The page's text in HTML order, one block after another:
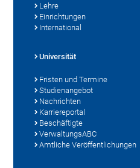
Lehre
Einrichtungen
International
Universität
Fristen und Termine
Studienangebot
Nachrichten
Karriereportal
Beschäftigte
VerwaltungsABC
Amtliche Veröffentlichungen